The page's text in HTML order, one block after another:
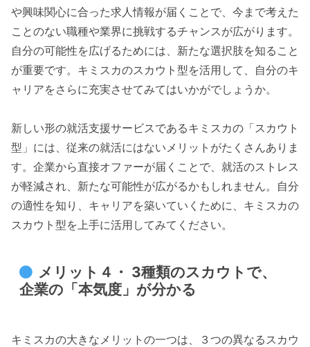
や興味関心に合った求人情報が届くことで、今まで考えた
ことのない職種や業界に挑戦するチャンスが広がります。
自分の可能性を広げるためには、新たな選択肢を知ること
が重要です。キミスカのスカウト型を活用して、自分のキ
ャリアをさらに充実させてみてはいかがでしょうか。
新しい形の就活支援サービスであるキミスカの「スカウト
型」には、従来の就活にはないメリットがたくさんありま
す。企業から直接オファーが届くことで、就活のストレス
が軽減され、新たな可能性が広がるかもしれません。自分
の適性を知り、キャリアを築いていくために、キミスカの
スカウト型を上手に活用してみてください。
メリット４・ 3種類のスカウトで、
企業の「本気度」が分かる
キミスカの大きなメリットの一つは、３つの異なるスカウ